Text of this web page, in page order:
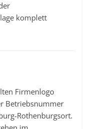
komplett
Firmenlogo
Betriebsnummer
Rothenburgsort.